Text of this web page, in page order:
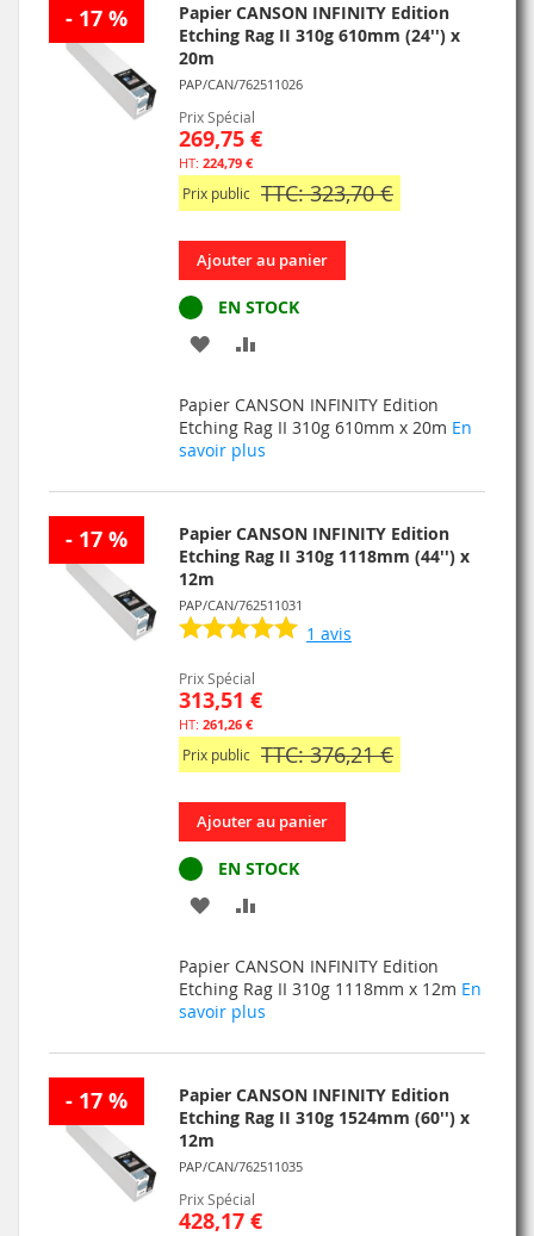
- 17 %
Papier CANSON INFINITY Edition
Etching Rag II 310g 610mm (24'') x
20m
PAP/CAN/762511026
Prix Spécial
269,75 €
224,79 €
Prix public TTC: 323,70 €
Ajouter au panier
EN STOCK
AJOUTER
MA
LISTE
COMPARATEUR
Papier CANSON INFINITY Edition
Etching Rag II 310g 610mm x 20m En
savoir plus
- 17 %
Papier CANSON INFINITY Edition
Etching Rag II 310g 1118mm (44'') x
12m
PAP/CAN/762511031
1 avis
Prix Spécial
313,51 €
261,26 €
Prix public TTC: 376,21 €
Ajouter au panier
EN STOCK
AJOUTER
MA
LISTE
COMPARATEUR
Papier CANSON INFINITY Edition
Etching Rag II 310g 1118mm x 12m En
savoir plus
- 17 %
Papier CANSON INFINITY Edition
Etching Rag II 310g 1524mm (60'') x
12m
PAP/CAN/762511035
Prix Spécial
428,17 €